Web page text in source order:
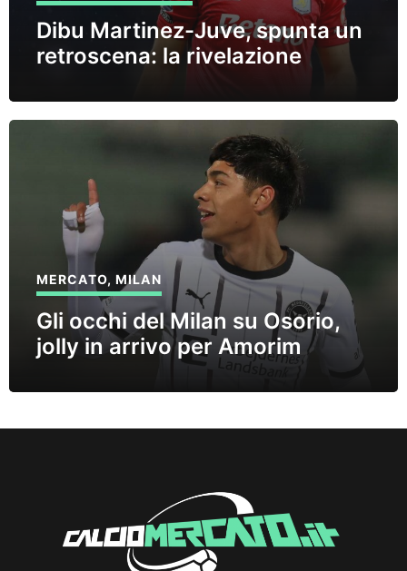
Dibu Martinez-Juve, spunta un
retroscena: la rivelazione
MERCATO,MILAN
Gli occhi del Milan su Osorio,
jolly in arrivo per Amorim